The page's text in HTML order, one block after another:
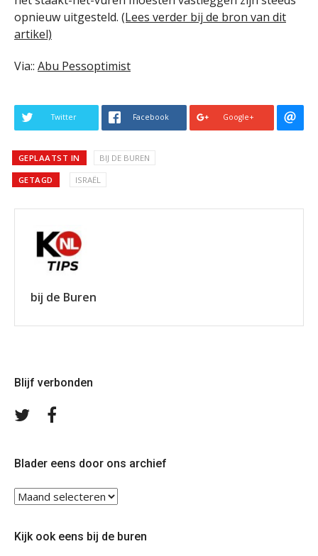
opnieuw uitgesteld. (Lees verder bij de bron van dit
artikel)
Via:: Abu Pessoptimist
Twitter Facebook Google+
GEPLAATST IN BIJ DE BUREN
GETAGD ISRAËL
bij de Buren
Blijf verbonden
Volg
Blader eens door ons archief
Blader
eens
ons
Kijk ook eens bij de buren